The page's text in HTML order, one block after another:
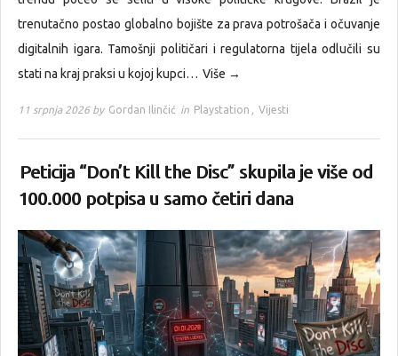
trenutačno postao globalno bojište za prava potrošača i očuvanje
digitalnih igara. Tamošnji političari i regulatorna tijela odlučili su
stati na kraj praksi u kojoj kupci… Više →
11 srpnja 2026 by Gordan Ilinčić in Playstation , Vijesti
Peticija “Don’t Kill the Disc” skupila je više od
100.000 potpisa u samo četiri dana